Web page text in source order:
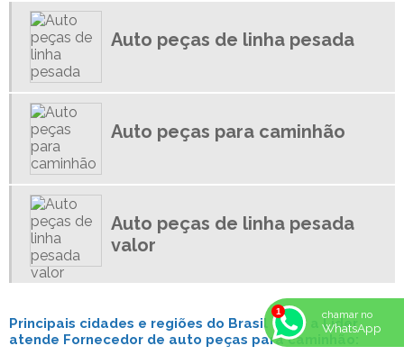
DISTRIBUIDORA DE AUTO PECAS PARA CAMINHOES
DISTRIBUIDORA DE PEÇAS DE REPOSIÇÃO CAMINHÕES
DISTRIBUIDORA DE PEÇAS LINHA PESADA
EMPRESA DE BUCHA PARA MOLA
ESPIGÃO FEIXE DE MOLAS
ESPIGAO MOLA
BUCHAS PARA CAMINHAO
BUCHAS PARA FEIXE DE MOLAS
BUCHA FEIXE DE MOLA REBOQUE
AUTO PEÇAS DE LINHA PESADA
Auto peças de linha pesada
Auto peças para caminhão
Auto peças de linha pesada
valor
Principais cidades e regiões do Brasil onde a Lider
atende Fornecedor de auto peças para caminhão:
chamar no
WhatsApp